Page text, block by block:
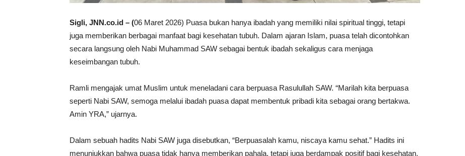
Sigli, JNN.co.id – (06 Maret 2026) Puasa bukan hanya ibadah yang memiliki nilai spiritual tinggi, tetapi
juga memberikan berbagai manfaat bagi kesehatan tubuh. Dalam ajaran Islam, puasa telah dicontohkan
secara langsung oleh Nabi Muhammad SAW sebagai bentuk ibadah sekaligus cara menjaga
keseimbangan tubuh.
Ramli mengajak umat Muslim untuk meneladani cara berpuasa Rasulullah SAW. “Marilah kita berpuasa
seperti Nabi SAW, semoga melalui ibadah puasa dapat membentuk pribadi kita sebagai orang bertakwa.
Amin YRA,” ujarnya.
Dalam sebuah hadits Nabi SAW juga disebutkan, “Berpuasalah kamu, niscaya kamu sehat.” Hadits ini
menunjukkan bahwa puasa tidak hanya memberikan pahala, tetapi juga berdampak positif bagi kesehatan.